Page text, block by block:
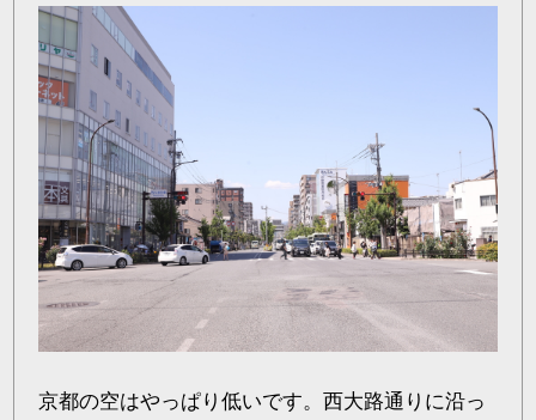
京都の空はやっぱり低いです。西大路通りに沿っ